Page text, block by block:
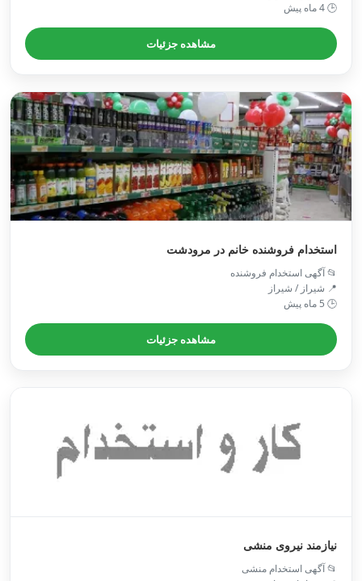
🕒 4 ماه پیش
مشاهده جزئیات
استخدام فروشنده خانم در مرودشت
📂 آگهی استخدام فروشنده
📍 شیراز / شیراز
🕒 5 ماه پیش
مشاهده جزئیات
نیازمند نیروی منشی
📂 آگهی استخدام منشی